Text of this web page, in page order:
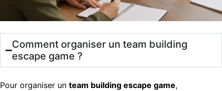
Comment organiser un team building
escape game ?
Pour organiser un team building escape game,